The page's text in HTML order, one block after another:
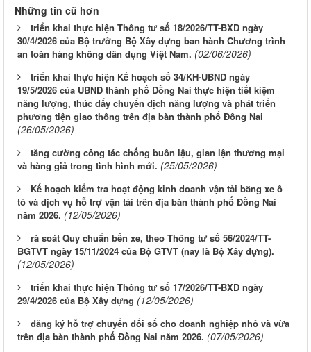
Những tin cũ hơn
triển khai thực hiện Thông tư số 18/2026/TT-BXD ngày
30/4/2026 của Bộ trưởng Bộ Xây dựng ban hành Chương trình
an toàn hàng không dân dụng Việt Nam. (02/06/2026)
triển khai thực hiện Kế hoạch số 34/KH-UBND ngày
19/5/2026 của UBND thành phố Đồng Nai thực hiện tiết kiệm
năng lượng, thúc đẩy chuyển dịch năng lượng và phát triển
phương tiện giao thông trên địa bàn thành phố Đồng Nai
(26/05/2026)
tăng cường công tác chống buôn lậu, gian lận thương mại
và hàng giả trong tình hình mới. (25/05/2026)
Kế hoạch kiểm tra hoạt động kinh doanh vận tải bằng xe ô
tô và dịch vụ hỗ trợ vận tải trên địa bàn thành phố Đồng Nai
năm 2026. (12/05/2026)
rà soát Quy chuẩn bến xe, theo Thông tư số 56/2024/TT-
BGTVT ngày 15/11/2024 của Bộ GTVT (nay là Bộ Xây dựng).
(12/05/2026)
triển khai thực hiện Thông tư số 17/2026/TT-BXD ngày
29/4/2026 của Bộ Xây dựng (12/05/2026)
đăng ký hỗ trợ chuyển đổi số cho doanh nghiệp nhỏ và vừa
trên địa bàn thành phố Đồng Nai năm 2026. (07/05/2026)